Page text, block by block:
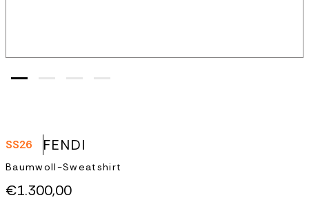
SS26 FENDI
Baumwoll-Sweatshirt
€1.300,00